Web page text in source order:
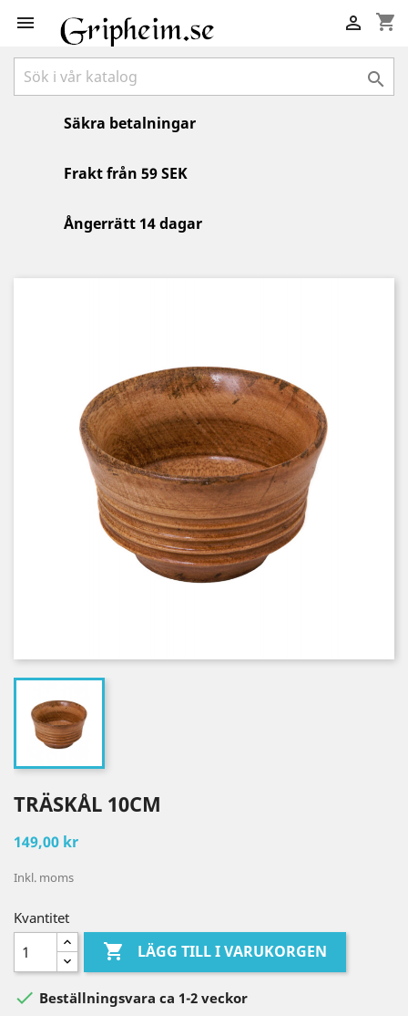
 shopping_cart


Säkra betalningar
Frakt från 59 SEK
Ångerrätt 14 dagar
TRÄSKÅL 10CM
149,00 kr
Inkl. moms
Kvantitet
 LÄGG TILL I VARUKORGEN
 Beställningsvara ca 1-2 veckor